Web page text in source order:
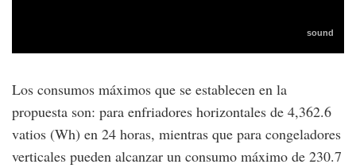
Los consumos máximos que se establecen en la
propuesta son: para enfriadores horizontales de 4,362.6
vatios (Wh) en 24 horas, mientras que para congeladores
verticales pueden alcanzar un consumo máximo de 230.7